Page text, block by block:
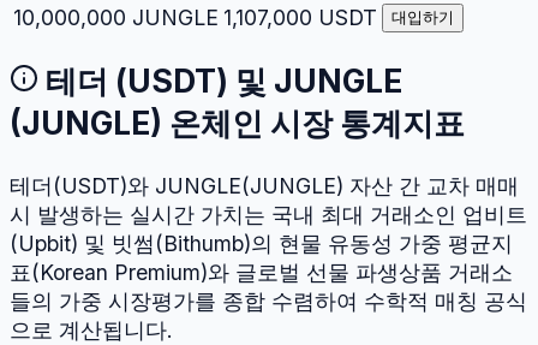
10,000,000 JUNGLE 1,107,000 USDT 대입하기
테더 (USDT) 및 JUNGLE
(JUNGLE) 온체인 시장 통계지표
테더 (USDT)와 JUNGLE(JUNGLE) 자산 간 교차 매매
시 발생하는 실시간 가치는 국내 최대 거래소인 업비트
(Upbit) 및 빗썸(Bithumb)의 현물 유동성 가중 평균지
표(Korean Premium)와 글로벌 선물 파생상품 거래소
들의 가중 시장평가를 종합 수렴하여 수학적 매칭 공식
으로 계산됩니다.